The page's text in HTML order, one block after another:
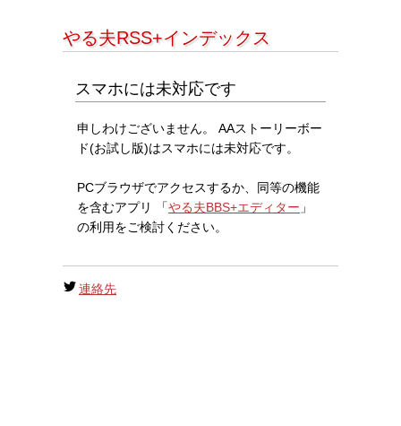
やる夫RSS+インデックス
スマホには未対応です
申しわけございません。 AAストーリーボー
ド(お試し版)はスマホには未対応です。
PCブラウザでアクセスするか、同等の機能
を含むアプリ 「やる夫BBS+エディター 」
の利用をご検討ください。
連絡先